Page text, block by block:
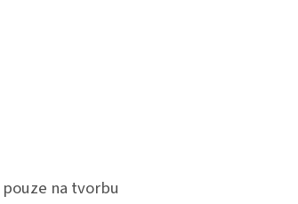
na tvorbu